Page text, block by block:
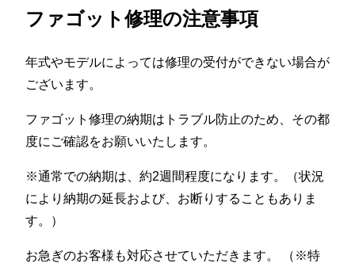
ファゴット修理の注意事項
年式やモデルによっては修理の受付ができない場合が
ございます。
ファゴット修理の納期はトラブル防止のため、その都
度にご確認をお願いいたします。
※通常での納期は、約2週間程度になります。（状況
により納期の延長および、お断りすることもありま
す。）
お急ぎのお客様も対応させていただきます。 （※特